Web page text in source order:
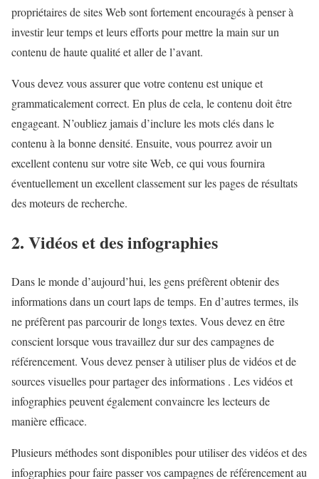
propriétaires de sites Web sont fortement encouragés à penser à
investir leur temps et leurs efforts pour mettre la main sur un
contenu de haute qualité et aller de l’avant.
Vous devez vous assurer que votre contenu est unique et
grammaticalement correct. En plus de cela, le contenu doit être
engageant. N’oubliez jamais d’inclure les mots clés dans le
contenu à la bonne densité. Ensuite, vous pourrez avoir un
excellent contenu sur votre site Web, ce qui vous fournira
éventuellement un excellent classement sur les pages de résultats
des moteurs de recherche.
2. Vidéos et des infographies
Dans le monde d’aujourd’hui, les gens préfèrent obtenir des
informations dans un court laps de temps. En d’autres termes, ils
ne préfèrent pas parcourir de longs textes. Vous devez en être
conscient lorsque vous travaillez dur sur des campagnes de
référencement. Vous devez penser à utiliser plus de vidéos et de
sources visuelles pour partager des informations . Les vidéos et
infographies peuvent également convaincre les lecteurs de
manière efficace.
Plusieurs méthodes sont disponibles pour utiliser des vidéos et des
infographies pour faire passer vos campagnes de référencement au